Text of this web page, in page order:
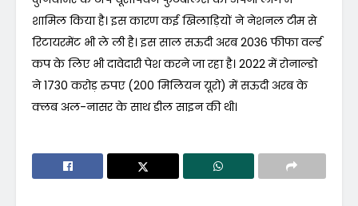
शामिल किया है। इस कारण कई खिलाड़ियों ने नेशनल टीम से
रिटायरमेंट भी ले ली है। इस साल सऊदी अरब 2036 फीफा वर्ल्ड
कप के लिए भी दावेदारी पेश करने जा रहा है। 2022 में रोनाल्डो
ने 1730 करोड़ रुपए (200 मिलियन यूरो) में सऊदी अरब के
क्लब अल-नासर के साथ डील साइन की थी।